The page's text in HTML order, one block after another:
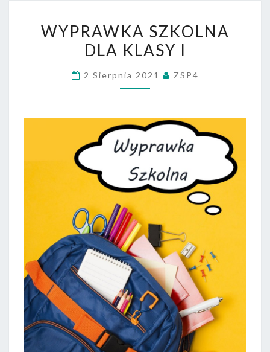
SZKOLNA
DLA
WYPRAWKA SZKOLNA
DLA KLASY I
2 Sierpnia 2021 ZSP4